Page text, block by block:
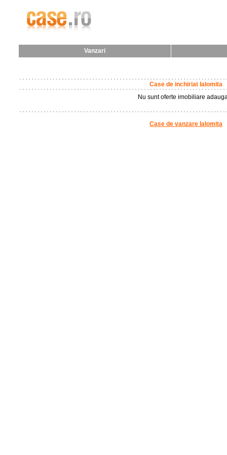
Vanzari
Case de inchiriat Ialomita
Nu sunt oferte imobiliare
Case de vanzare Ialomita